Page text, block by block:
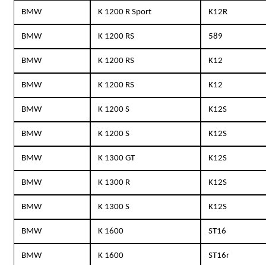
BMW K 1200 R Sport K12R
BMW K 1200 RS 589
BMW K 1200 RS K12
BMW K 1200 RS K12
BMW K 1200 S K12S
BMW K 1200 S K12S
BMW K 1300 GT K12S
BMW K 1300 R K12S
BMW K 1300 S K12S
BMW K 1600 ST16
BMW K 1600 ST16r